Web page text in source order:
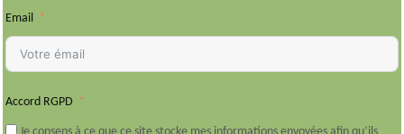
Email
Accord RGPD